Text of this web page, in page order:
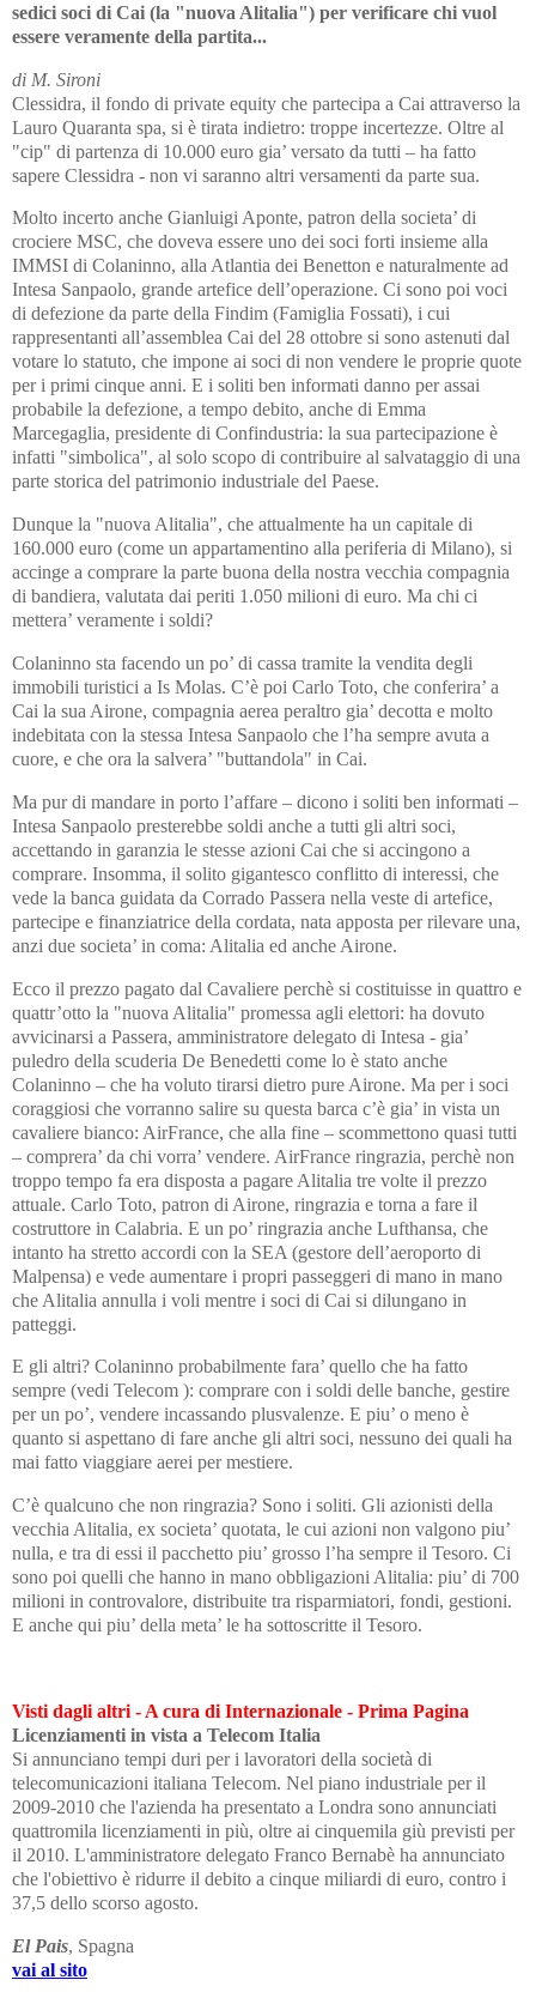
sedici soci di Cai (la "nuova Alitalia") per verificare chi vuol
essere veramente della partita...
di M. Sironi
Clessidra, il fondo di private equity che partecipa a Cai attraverso la
Lauro Quaranta spa, si è tirata indietro: troppe incertezze. Oltre al
"cip" di partenza di 10.000 euro gia’ versato da tutti – ha fatto
sapere Clessidra - non vi saranno altri versamenti da parte sua.
Molto incerto anche Gianluigi Aponte, patron della societa’ di
crociere MSC, che doveva essere uno dei soci forti insieme alla
IMMSI di Colaninno, alla Atlantia dei Benetton e naturalmente ad
Intesa Sanpaolo, grande artefice dell’operazione. Ci sono poi voci
di defezione da parte della Findim (Famiglia Fossati), i cui
rappresentanti all’assemblea Cai del 28 ottobre si sono astenuti dal
votare lo statuto, che impone ai soci di non vendere le proprie quote
per i primi cinque anni. E i soliti ben informati danno per assai
probabile la defezione, a tempo debito, anche di Emma
Marcegaglia, presidente di Confindustria: la sua partecipazione è
infatti "simbolica", al solo scopo di contribuire al salvataggio di una
parte storica del patrimonio industriale del Paese.
Dunque la "nuova Alitalia", che attualmente ha un capitale di
160.000 euro (come un appartamentino alla periferia di Milano), si
accinge a comprare la parte buona della nostra vecchia compagnia
di bandiera, valutata dai periti 1.050 milioni di euro. Ma chi ci
mettera’ veramente i soldi?
Colaninno sta facendo un po’ di cassa tramite la vendita degli
immobili turistici a Is Molas. C’è poi Carlo Toto, che conferira’ a
Cai la sua Airone, compagnia aerea peraltro gia’ decotta e molto
indebitata con la stessa Intesa Sanpaolo che l’ha sempre avuta a
cuore, e che ora la salvera’ "buttandola" in Cai.
Ma pur di mandare in porto l’affare – dicono i soliti ben informati –
Intesa Sanpaolo presterebbe soldi anche a tutti gli altri soci,
accettando in garanzia le stesse azioni Cai che si accingono a
comprare. Insomma, il solito gigantesco conflitto di interessi, che
vede la banca guidata da Corrado Passera nella veste di artefice,
partecipe e finanziatrice della cordata, nata apposta per rilevare una,
anzi due societa’ in coma: Alitalia ed anche Airone.
Ecco il prezzo pagato dal Cavaliere perchè si costituisse in quattro e
quattr’otto la "nuova Alitalia" promessa agli elettori: ha dovuto
avvicinarsi a Passera, amministratore delegato di Intesa - gia’
puledro della scuderia De Benedetti come lo è stato anche
Colaninno – che ha voluto tirarsi dietro pure Airone. Ma per i soci
coraggiosi che vorranno salire su questa barca c’è gia’ in vista un
cavaliere bianco: AirFrance, che alla fine – scommettono quasi tutti
– comprera’ da chi vorra’ vendere. AirFrance ringrazia, perchè non
troppo tempo fa era disposta a pagare Alitalia tre volte il prezzo
attuale. Carlo Toto, patron di Airone, ringrazia e torna a fare il
costruttore in Calabria. E un po’ ringrazia anche Lufthansa, che
intanto ha stretto accordi con la SEA (gestore dell’aeroporto di
Malpensa) e vede aumentare i propri passeggeri di mano in mano
che Alitalia annulla i voli mentre i soci di Cai si dilungano in
patteggi.
E gli altri? Colaninno probabilmente fara’ quello che ha fatto
sempre (vedi Telecom ): comprare con i soldi delle banche, gestire
per un po’, vendere incassando plusvalenze. E piu’ o meno è
quanto si aspettano di fare anche gli altri soci, nessuno dei quali ha
mai fatto viaggiare aerei per mestiere.
C’è qualcuno che non ringrazia? Sono i soliti. Gli azionisti della
vecchia Alitalia, ex societa’ quotata, le cui azioni non valgono piu’
nulla, e tra di essi il pacchetto piu’ grosso l’ha sempre il Tesoro. Ci
sono poi quelli che hanno in mano obbligazioni Alitalia: piu’ di 700
milioni in controvalore, distribuite tra risparmiatori, fondi, gestioni.
E anche qui piu’ della meta’ le ha sottoscritte il Tesoro.
Visti dagli altri - A cura di Internazionale - Prima Pagina
Licenziamenti in vista a Telecom Italia
Si annunciano tempi duri per i lavoratori della società di
telecomunicazioni italiana Telecom. Nel piano industriale per il
2009-2010 che l'azienda ha presentato a Londra sono annunciati
quattromila licenziamenti in più, oltre ai cinquemila giù previsti per
il 2010. L'amministratore delegato Franco Bernabè ha annunciato
che l'obiettivo è ridurre il debito a cinque miliardi di euro, contro i
37,5 dello scorso agosto.
El Pais, Spagna
vai al sito